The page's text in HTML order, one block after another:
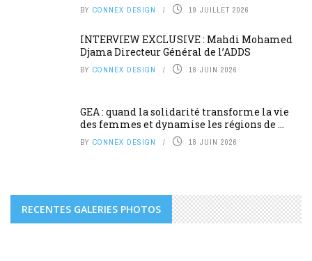
BY CONNEX DESIGN 19 JUILLET 2026
INTERVIEW EXCLUSIVE : Mahdi Mohamed
Djama Directeur Général de l’ADDS
BY CONNEX DESIGN 18 JUIN 2026
GEA : quand la solidarité transforme la vie
des femmes et dynamise les régions de ...
BY CONNEX DESIGN 18 JUIN 2026
RECENTES GALERIES PHOTOS